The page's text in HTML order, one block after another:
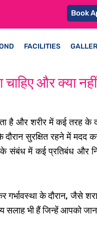
Book
FACILITIES
और क्या नहीं
है और शरीर में कई तरह के
दौरान सुरक्षित रहने में
संबंध में कई प्रतिबंध और
के दौरान, जैसे
भी हैं जिन्हें आपको